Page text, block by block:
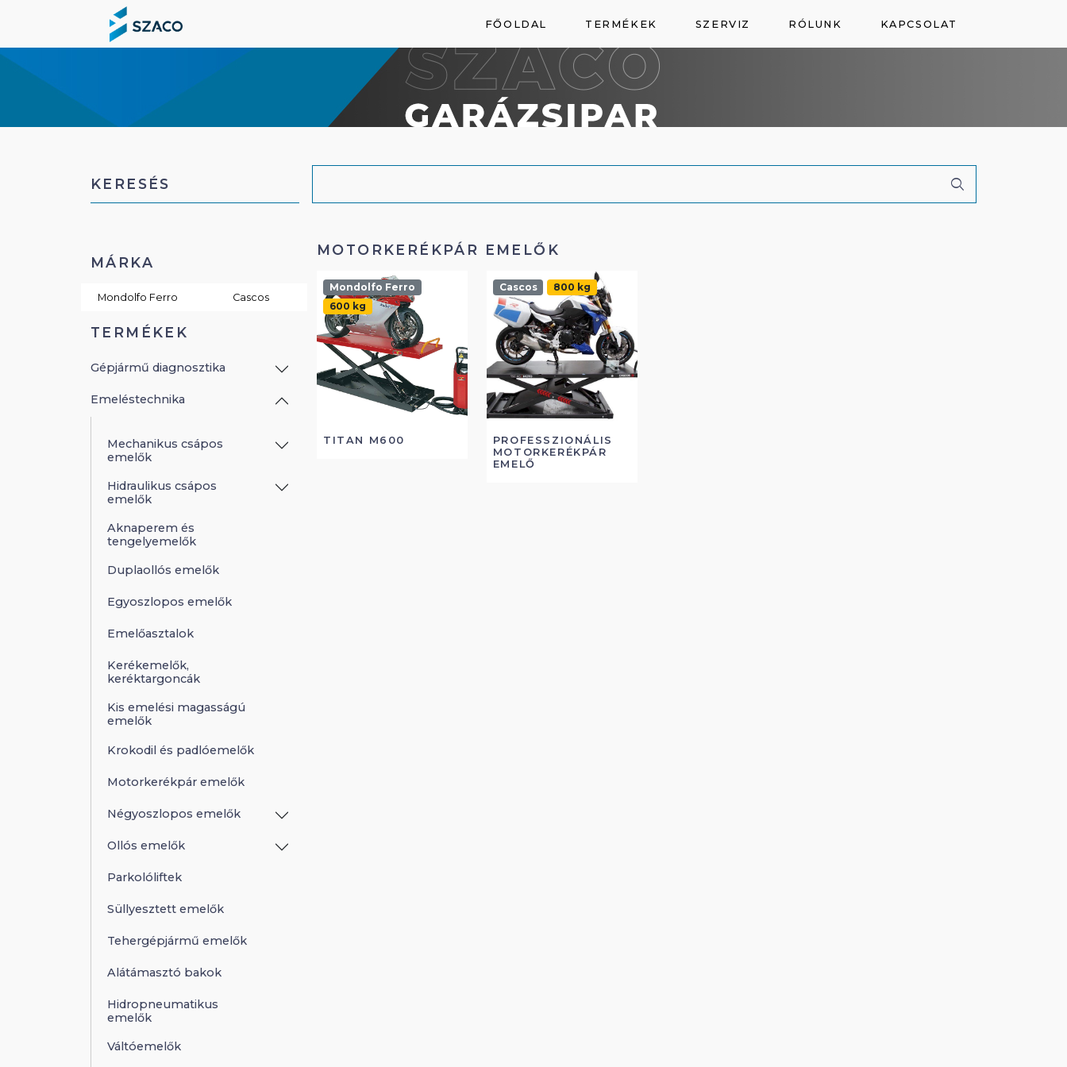
FŐOLDAL TERMÉKEK SZERVIZ RÓLUNK KAPCSOLAT
KERESÉS
MÁRKA
Mondolfo Ferro Cascos
TERMÉKEK
Gépjármű diagnosztika
Emeléstechnika
Mechanikus csápos
emelők
Hidraulikus csápos
emelők
Aknaperem és
tengelyemelők
Duplaollós emelők
Egyoszlopos emelők
Emelőasztalok
Kerékemelők,
keréktargoncák
Kis emelési magasságú
emelők
Krokodil és padlóemelők
Motorkerékpár emelők
Négyoszlopos emelők
Ollós emelők
Parkolóliftek
Süllyesztett emelők
Tehergépjármű emelők
Alátámasztó bakok
Hidropneumatikus
emelők
Váltóemelők
MOTORKERÉKPÁR EMELŐK
Mondolfo Ferro
600 kg
TITAN M600
Cascos 800 kg
PROFESSZIONÁLIS
MOTORKERÉKPÁR
EMELŐ